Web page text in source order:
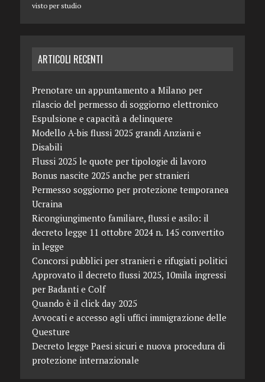
visto per studio
ARTICOLI RECENTI
Prenotare un appuntamento a Milano per
rilascio del permesso di soggiorno elettronico
Espulsione e capacità a delinquere
Modello A-bis flussi 2025 grandi Anziani e
Disabili
Flussi 2025 le quote per tipologie di lavoro
Bonus nascite 2025 anche per stranieri
Permesso soggiorno per protezione temporanea
Ucraina
Ricongiungimento familiare, flussi e asilo: il
decreto legge 11 ottobre 2024 n. 145 convertito
in legge
Concorsi pubblici per stranieri e rifugiati politici
Approvato il decreto flussi 2025, 10mila ingressi
per Badanti e Colf
Quando è il click day 2025
Avvocati e accesso agli uffici immigrazione delle
Questure
Decreto legge Paesi sicuri e nuova procedura di
protezione internazionale